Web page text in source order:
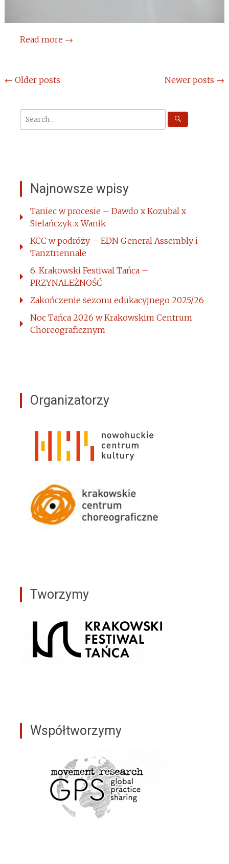
Read more →
Posts
← Older posts Newer posts →
Search
for:
Najnowsze wpisy
Taniec w procesie – Dawdo x Kozubal x
Sielańczyk x Wanik
KCC w podróży – EDN General Assembly i
Tanztriennale
6. Krakowski Festiwal Tańca –
PRZYNALEŻNOŚĆ
Zakończenie sezonu edukacyjnego 2025/26
Noc Tańca 2026 w Krakowskim Centrum
Choreograficznym
Organizatorzy
Tworzymy
Współtworzymy